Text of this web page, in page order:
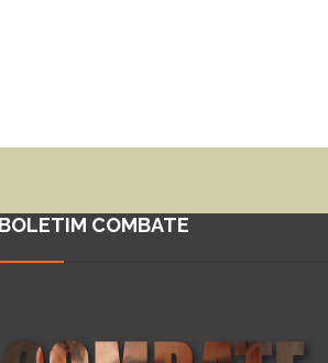
BOLETIM COMBATE